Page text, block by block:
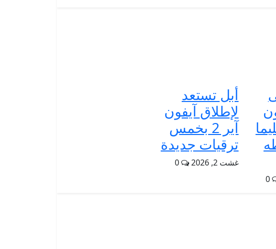
أبل تستعد
لإطلاق آيفون
آير 2 بخمس
ترقيات جديدة
غشت 2, 2026